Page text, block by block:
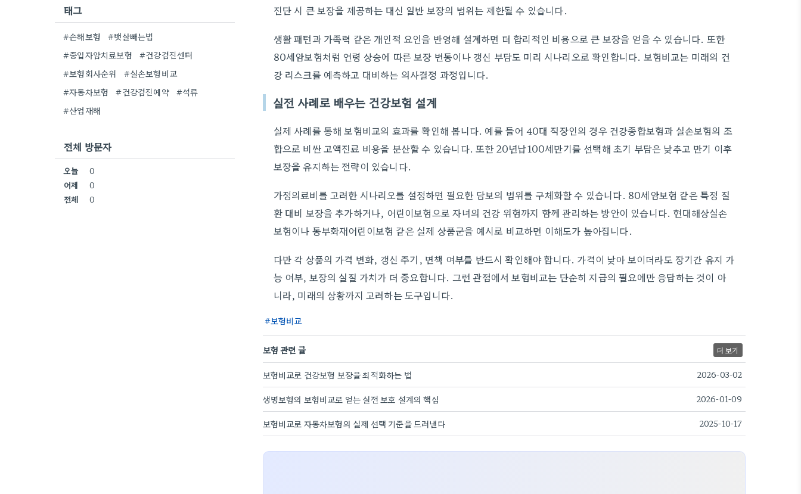
진단 시 큰 보장을 제공하는 대신 일반 보장의 범위는 제한될 수 있습니다.
생활 패턴과 가족력 같은 개인적 요인을 반영해 설계하면 더 합리적인 비용으로 큰 보장을 얻을 수 있습니다. 또한
80세암보험처럼 연령 상승에 따른 보장 변동이나 갱신 부담도 미리 시나리오로 확인합니다. 보험비교는 미래의 건
강 리스크를 예측하고 대비하는 의사결정 과정입니다.
실전 사례로 배우는 건강보험 설계
실제 사례를 통해 보험비교의 효과를 확인해 봅니다. 예를 들어 40대 직장인의 경우 건강종합보험과 실손보험의 조
합으로 비싼 고액진료 비용을 분산할 수 있습니다. 또한 20년납100세만기를 선택해 초기 부담은 낮추고 만기 이후
보장을 유지하는 전략이 있습니다.
가정의료비를 고려한 시나리오를 설정하면 필요한 담보의 범위를 구체화할 수 있습니다. 80세암보험 같은 특정 질
환 대비 보장을 추가하거나, 어린이보험으로 자녀의 건강 위험까지 함께 관리하는 방안이 있습니다. 현대해상실손
보험이나 동부화재어린이보험 같은 실제 상품군을 예시로 비교하면 이해도가 높아집니다.
다만 각 상품의 가격 변화, 갱신 주기, 면책 여부를 반드시 확인해야 합니다. 가격이 낮아 보이더라도 장기간 유지 가
능 여부, 보장의 실질 가치가 더 중요합니다. 그런 관점에서 보험비교는 단순히 지금의 필요에만 응답하는 것이 아
니라, 미래의 상황까지 고려하는 도구입니다.
보험비교
보험 관련 글 더 보기
보험비교로 건강보험 보장을 최적화하는 법 2026-03-02
생명보험의 보험비교로 얻는 실전 보호 설계의 핵심 2026-01-09
보험비교로 자동차보험의 실제 선택 기준을 드러낸다 2025-10-17
태그
#손해보험
#뱃살빼는법
#중입자암치료보험
#건강검진센터
#보험회사순위
#실손보험비교
#자동차보험
#건강검진예약
#석류
#산업재해
전체 방문자
오늘
0
어제
0
전체
0